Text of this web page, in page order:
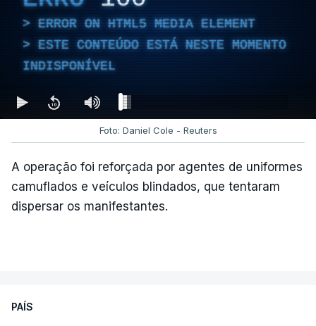
ERROR ON HTML5 MEDIA ELEMENT
ESTE CONTEÚDO ESTÁ NESTE MOMENTO
INDISPONÍVEL
Foto: Daniel Cole - Reuters
A operação foi reforçada por agentes de uniformes
camuflados e veículos blindados, que tentaram
dispersar os manifestantes.
PAÍS